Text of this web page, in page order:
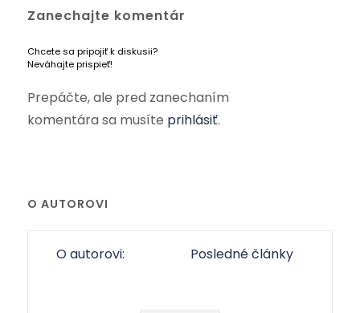
Zanechajte komentár
Chcete sa pripojiť k diskusii?
Neváhajte prispieť!
Prepáčte, ale pred zanechaním
komentára sa musíte prihlásiť.
O AUTOROVI
O autorovi: Posledné články